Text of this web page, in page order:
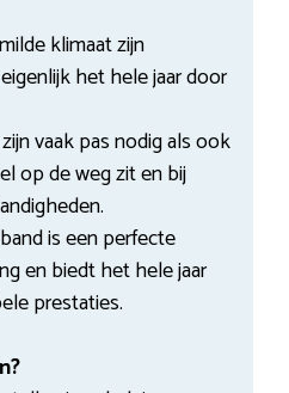
klimaat zijn
het hele jaar door
vaak pas nodig als ook
op de weg zit en bij
is een perfecte
en biedt het hele jaar
prestaties.